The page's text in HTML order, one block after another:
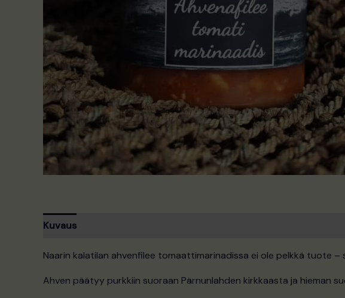
Kuvaus
Naarin kalatilan ahvenfilee tomaattimarinadissa ei ole pelkkä tuote
Ahven päätyy purkkiin suoraan Pärnunlahden kirkkaasta ja hieman